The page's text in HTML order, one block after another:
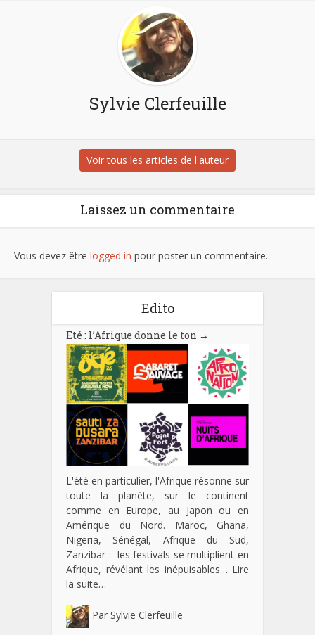
Sylvie Clerfeuille
Voir tous les articles de l'auteur
Laissez un commentaire
Vous devez être logged in pour poster un commentaire.
Edito
Eté : l’Afrique donne le ton →
L'été en particulier, l'Afrique résonne sur
toute la planète, sur le continent
comme en Europe, au Japon ou en
Amérique du Nord. Maroc, Ghana,
Nigeria, Sénégal, Afrique du Sud,
Zanzibar : les festivals se multiplient en
Afrique, révélant les inépuisables… Lire
la suite…
Par Sylvie Clerfeuille